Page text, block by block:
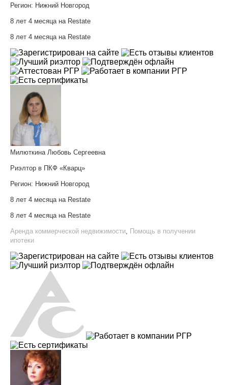
Регион: Нижний Новгород
8 лет 4 месяца на Restate
8 лет 4 месяца на Restate
Милюткина Любовь Сергеевна
Риэлтор в ПКФ «Кварц»
Регион: Нижний Новгород
8 лет 4 месяца на Restate
8 лет 4 месяца на Restate
Аренда коммерческой недвижимости, Помощь в получении
ипотеки